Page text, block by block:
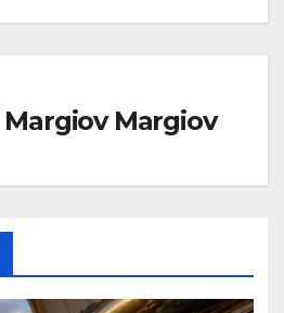
Margiov Margiov